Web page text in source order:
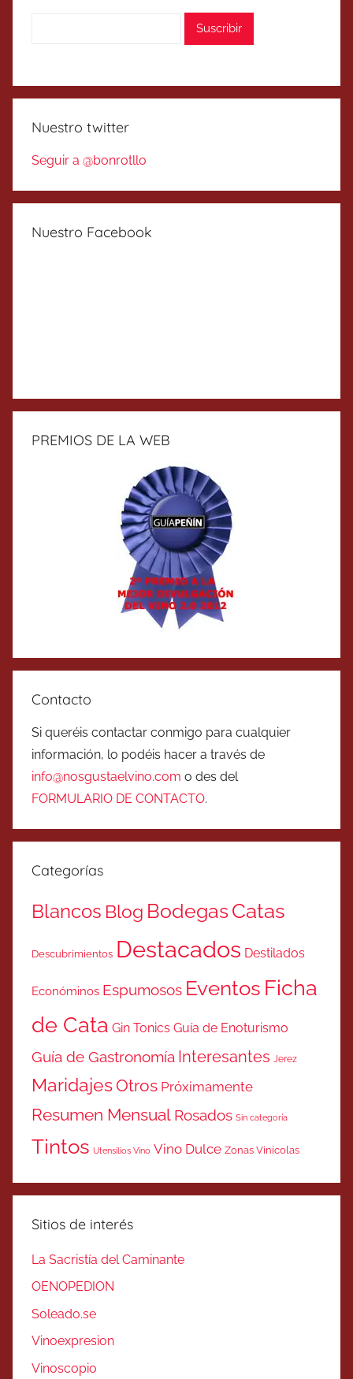
Nuestro twitter
Seguir a @bonrotllo
Nuestro Facebook
PREMIOS DE LA WEB
Contacto
Si queréis contactar conmigo para cualquier
información, lo podéis hacer a través de
info@nosgustaelvino.com o des del
FORMULARIO DE CONTACTO.
Categorías
Blancos Blog BodegasCatas
Descubrimientos Destacados Destilados
Económinos Espumosos Eventos Ficha
de Cata Gin Tonics Guía de Enoturismo
Guía de Gastronomía Interesantes Jerez
MaridajesOtros Próximamente
Resumen Mensual Rosados Sin categoría
Tintos Utensilios Vino Vino Dulce Zonas Vinicolas
Sitios de interés
La Sacristía del Caminante
OENOPEDION
Soleado.se
Vinoexpresion
Vinoscopio